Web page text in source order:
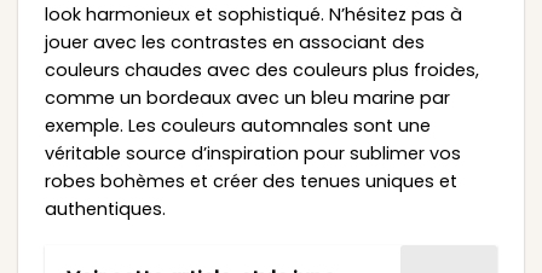
look harmonieux et sophistiqué. N’hésitez pas à
jouer avec les contrastes en associant des
couleurs chaudes avec des couleurs plus froides,
comme un bordeaux avec un bleu marine par
exemple. Les couleurs automnales sont une
véritable source d’inspiration pour sublimer vos
robes bohèmes et créer des tenues uniques et
authentiques.